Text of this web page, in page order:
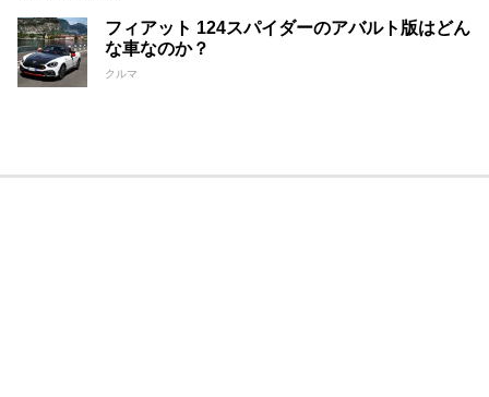
フィアット 124スパイダーのアバルト版はどん
な車なのか？
クルマ